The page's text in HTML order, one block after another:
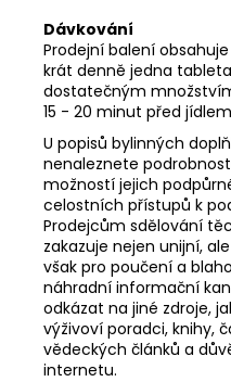
Dávkování
Prodejní balení
krát denně jedna
dostatečným
15 - 20 minut před
U popisů bylinných
nenaleznete
možností jejich
celostních přístupů k
Prodejcům sdělování
zakazuje nejen unijní,
však pro poučení a
náhradní informační
odkázat na jiné zdroje,
výživoví poradci, knihy,
vědeckých článků a
internetu.